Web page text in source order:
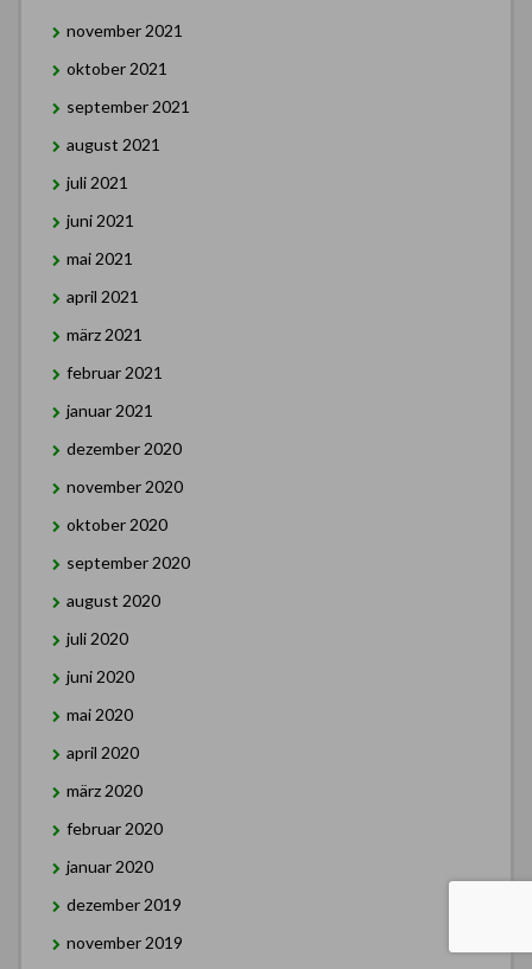
november 2021
oktober 2021
september 2021
august 2021
juli 2021
juni 2021
mai 2021
april 2021
märz 2021
februar 2021
januar 2021
dezember 2020
november 2020
oktober 2020
september 2020
august 2020
juli 2020
juni 2020
mai 2020
april 2020
märz 2020
februar 2020
januar 2020
dezember 2019
november 2019